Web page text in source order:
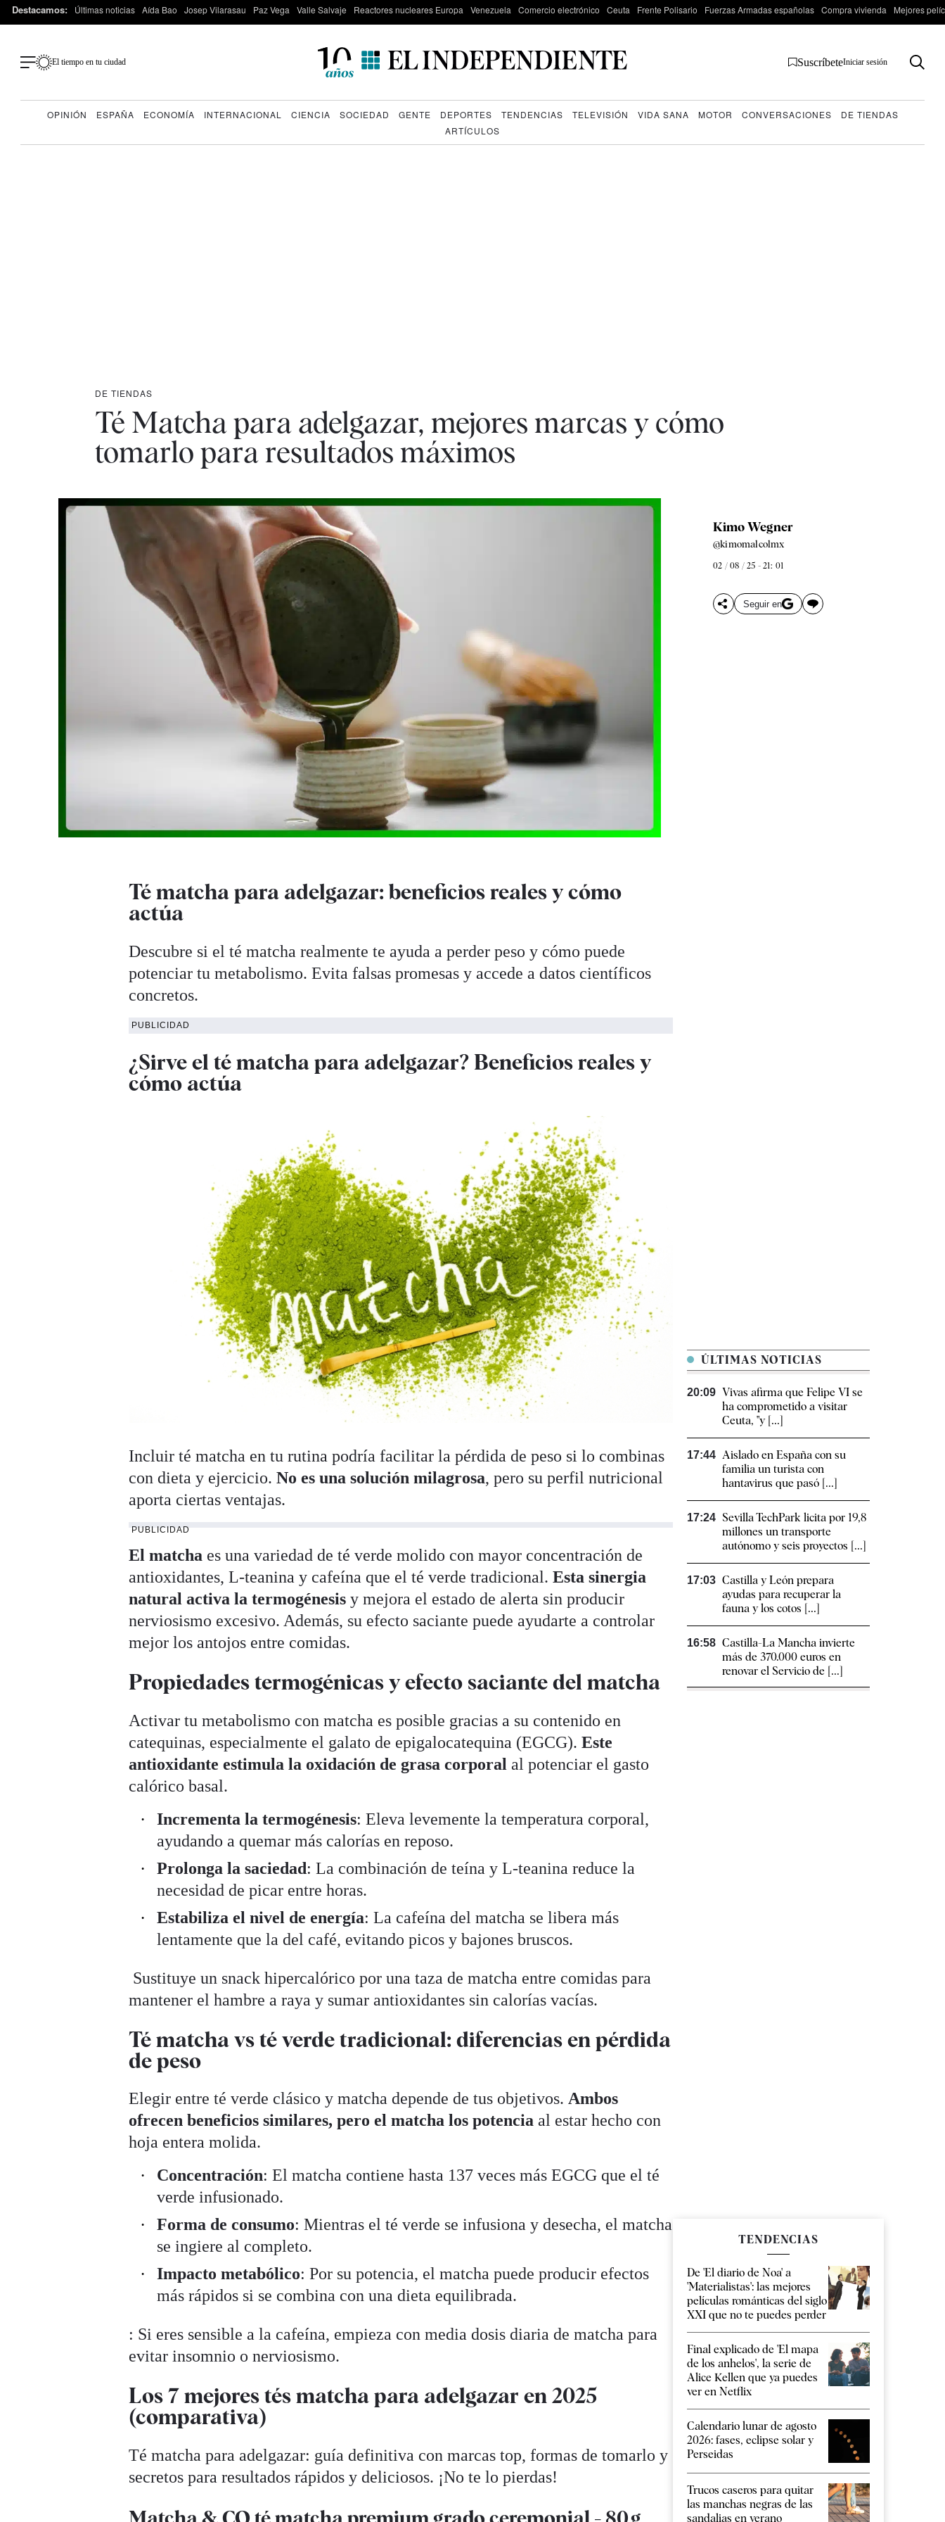
Destacamos: Últimas noticias Aída Bao Josep Vilarasau Paz Vega Valle Salvaje Reactores nucleares Europa Venezuela Comercio electrónico Ceuta Frente Polisario Fuerzas Armadas españolas Compra vivienda Mejores
El tiempo en tu ciudad SuscríbeteIniciar sesión
OPINIÓN ESPAÑA ECONOMÍA INTERNACIONAL CIENCIA SOCIEDAD GENTE DEPORTES TENDENCIAS TELEVISIÓN VIDA SANA MOTOR CONVERSACIONES
DE TIENDAS
ARTÍCULOS
DE TIENDAS
Té Matcha para adelgazar, mejores marcas y cómo
tomarlo para resultados máximos
Kimo Wegner
@kimomalcolmx
02 / 08 / 25 - 21: 01
Seguir en
Té matcha para adelgazar: beneficios reales y cómo
actúa
Descubre si el té matcha realmente te ayuda a perder peso y cómo puede
potenciar tu metabolismo. Evita falsas promesas y accede a datos científicos
concretos.
PUBLICIDAD
¿Sirve el té matcha para adelgazar? Beneficios reales y
cómo actúa
Incluir té matcha en tu rutina podría facilitar la pérdida de peso si lo combinas
con dieta y ejercicio.No es una solución milagrosa, pero su perfil nutricional
aporta ciertas ventajas.
PUBLICIDAD
El matcha es una variedad de té verde molido con mayor concentración de
antioxidantes, L-teanina y cafeína que el té verde tradicional.Esta sinergia
natural activa la termogénesis y mejora el estado de alerta sin producir
nerviosismo excesivo. Además, su efecto saciante puede ayudarte a controlar
mejor los antojos entre comidas.
Propiedades termogénicas y efecto saciante del matcha
Activar tu metabolismo con matcha es posible gracias a su contenido en
catequinas, especialmente el galato de epigalocatequina (EGCG).Este
antioxidante estimula la oxidación de grasa corporal al potenciar el gasto
calórico basal.
Incrementa la termogénesis: Eleva levemente la temperatura corporal,
ayudando a quemar más calorías en reposo.
Prolonga la saciedad: La combinación de teína y L-teanina reduce la
necesidad de picar entre horas.
Estabiliza el nivel de energía: La cafeína del matcha se libera más
lentamente que la del café, evitando picos y bajones bruscos.
Sustituye un snack hipercalórico por una taza de matcha entre comidas para
mantener el hambre a raya y sumar antioxidantes sin calorías vacías.
Té matcha vs té verde tradicional: diferencias en pérdida
de peso
Elegir entre té verde clásico y matcha depende de tus objetivos.Ambos
ofrecen beneficios similares, pero el matcha los potencia al estar hecho con
hoja entera molida.
Concentración: El matcha contiene hasta 137 veces más EGCG que el té
verde infusionado.
Forma de consumo: Mientras el té verde se infusiona y desecha, el matcha
se ingiere al completo.
Impacto metabólico: Por su potencia, el matcha puede producir efectos
más rápidos si se combina con una dieta equilibrada.
: Si eres sensible a la cafeína, empieza con media dosis diaria de matcha para
evitar insomnio o nerviosismo.
Los 7 mejores tés matcha para adelgazar en 2025
(comparativa)
Té matcha para adelgazar: guía definitiva con marcas top, formas de tomarlo y
secretos para resultados rápidos y deliciosos. ¡No te lo pierdas!
ÚLTIMAS NOTICIAS
20:09 Vivas afirma que Felipe VI se
ha comprometido a visitar
Ceuta, "y [...]
17:44 Aislado en España con su
familia un turista con
hantavirus que pasó [...]
17:24 Sevilla TechPark licita por 19,8
millones un transporte
autónomo y seis proyectos [...]
17:03 Castilla y León prepara
ayudas para recuperar la
fauna y los cotos [...]
16:58 Castilla-La Mancha invierte
más de 370.000 euros en
renovar el Servicio de [...]
TENDENCIAS
De 'El diario de Noa' a
'Materialistas': las mejores
películas románticas del siglo
XXI que no te puedes perder
Final explicado de 'El mapa
de los anhelos', la serie de
Alice Kellen que ya puedes
ver en Netflix
Calendario lunar de agosto
2026: fases, eclipse solar y
Perseidas
Trucos caseros para quitar
las manchas negras de las
sandalias en verano